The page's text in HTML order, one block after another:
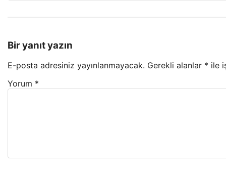
Bir yanıt yazın
E-posta adresiniz yayınlanmayacak. Gerekli alanlar * ile
Yorum *